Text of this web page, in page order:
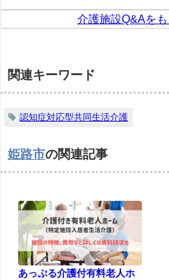
介護施設Q&Aをも
関連キーワード
認知症対応型共同生活介護
姫路市の関連記事
あっぷる介護付有料老人ホ